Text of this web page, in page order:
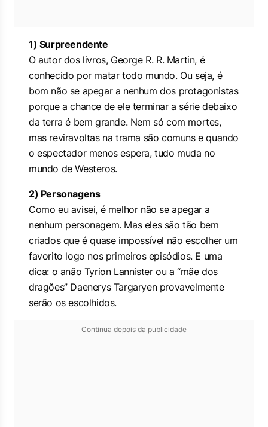
1) Surpreendente
O autor dos livros, George R. R. Martin, é
conhecido por matar todo mundo. Ou seja, é
bom não se apegar a nenhum dos protagonistas
porque a chance de ele terminar a série debaixo
da terra é bem grande. Nem só com mortes,
mas reviravoltas na trama são comuns e quando
o espectador menos espera, tudo muda no
mundo de Westeros.
2) Personagens
Como eu avisei, é melhor não se apegar a
nenhum personagem. Mas eles são tão bem
criados que é quase impossível não escolher um
favorito logo nos primeiros episódios. E uma
dica: o anão Tyrion Lannister ou a “mãe dos
dragões” Daenerys Targaryen provavelmente
serão os escolhidos.
Continua depois da publicidade